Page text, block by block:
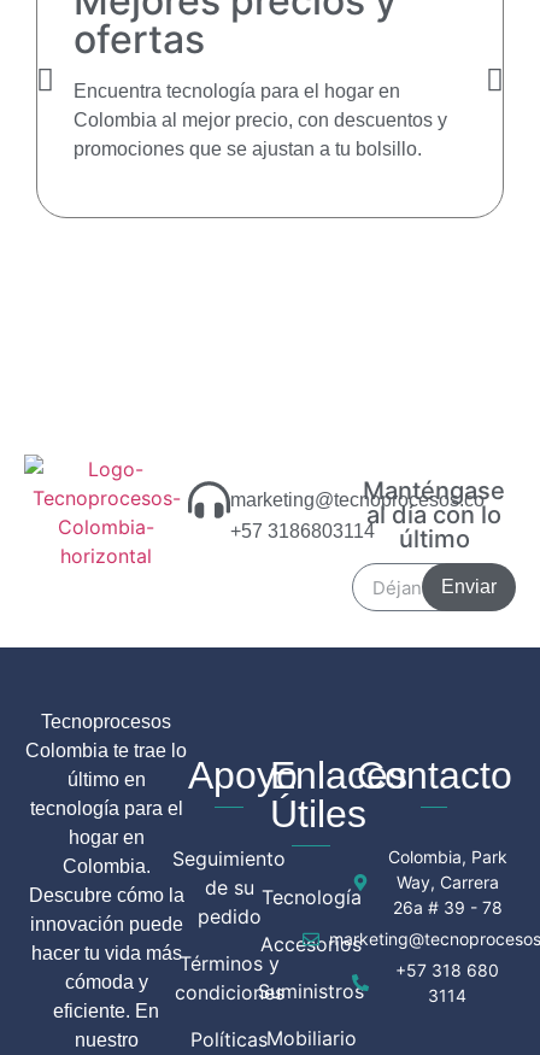
ofertas
Encuentra tecnología para el hogar en
Colombia al mejor precio, con descuentos y
promociones que se ajustan a tu bolsillo.
marketing@tecnoprocesos.co
+57 3186803114
Manténgase
al día con lo
último
Enviar
Tecnoprocesos
Colombia te trae lo
último en
tecnología para el
hogar en
Colombia.
Descubre cómo la
innovación puede
hacer tu vida más
cómoda y
eficiente. En
nuestro
Apoyo
Seguimiento
de su
pedido
Términos y
condiciones
Políticas
Enlaces
Útiles
Tecnología
Accesorios
Suministros
Mobiliario
Contacto
Colombia, Park
Way, Carrera
26a # 39 - 78
+57 318 680
3114